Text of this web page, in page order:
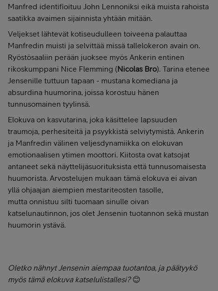
Manfred identifioituu John Lennoniksi eikä muista rahoista
saatikka avaimen sijainnista yhtään mitään.
Veljekset lähtevät kotiseudulleen toiveena palauttaa
Manfredin muisti ja selvittää missä tallelokeron avain on.
Ryöstösaaliin perään juoksee myös Ankerin entinen
rikoskumppani Nice Flemming (Nicolas Bro). Tarina etenee
Jensenille tuttuun tapaan - mustana komediana ja
absurdina huumorina, joissa korostuu hänen
tunnusomainen tyylinsä.
Elokuva on kasvutarina, joka käsittelee lapsuuden
traumoja, perhesiteitä ja psyykkistä selviytymistä. Ankerin
ja Manfredin välinen veljesdynamiikka on elokuvan
emotionaalisen ytimen moottori. Kiitosta ovat katsojat
antaneet sekä näyttelijäsuorituksista että tunnusomaisesta
huumorista. Arvostelujen mukaan tämä elokuva ei aivan
yllä ohjaajan aiempien mestariteosten tasolle,
mutta onnistuu silti tuomaan sinulle oivan
katselunautinnon, jos olet Jensenin tuotannon sekä mustan
huumorin ystävä.
Oletko nähnyt Jensenin aiempaa tuotantoa, ja päätyykö
myös tämä elokuva katselulistallesi?😊